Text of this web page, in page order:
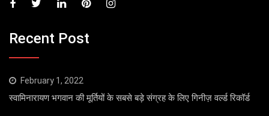
Recent Post
February 1, 2022
स्वामिनारायण भगवान की मूर्तियों के सबसे बड़े संग्रह के लिए गिनीज़ वर्ल्ड रिकॉर्ड